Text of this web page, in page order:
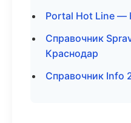
Portal Hot Line —
Справочник
Краснодар
Справочник Info